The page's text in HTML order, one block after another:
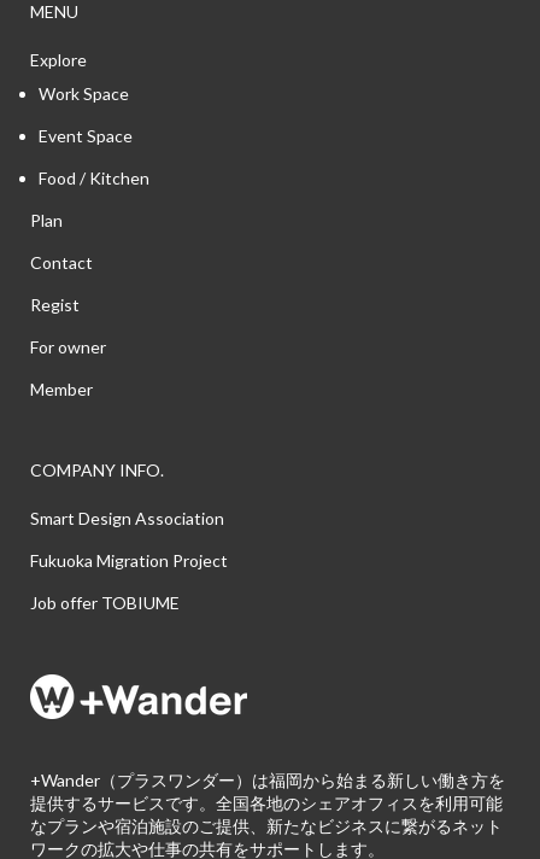
MENU
Explore
Work Space
Event Space
Food / Kitchen
Plan
Contact
Regist
For owner
Member
COMPANY INFO.
Smart Design Association
Fukuoka Migration Project
Job offer TOBIUME
+Wander（プラスワンダー）は福岡から始まる新しい働き方を
提供するサービスです。全国各地のシェアオフィスを利用可能
なプランや宿泊施設のご提供、新たなビジネスに繋がるネット
ワークの拡大や仕事の共有をサポートします。